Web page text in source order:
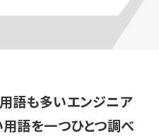
語も多いエンジニア
語を一つひとつ調べ